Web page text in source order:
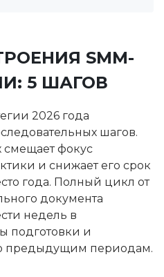
SMM-
5 ШАГОВ
2026 года
шагов.
смещает фокус
и снижает его срок
года. Полный цикл от
документа
недель в
подготовки и
предыдущим периодам.